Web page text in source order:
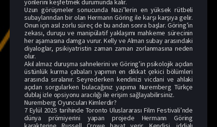
Uzun görüşmeler sonucunda Nazi’lerin en yüksek rütbeli
subaylarından bir olan Hermann Göring ile karşı karşıya gelir.
Onun için asıl zorlu süreç de bu andan sonra başlar. Göring’in
zekası, duruşu ve manipülatif yaklaşımı mahkeme sürecinin
her aşamasına damga vurur. Kelly ve Alman subay arasındaki
diyaloglar, psikiyatristin zaman zaman zorlanmasına neden
olur.
Akıl almaz duruşma sahnelerini ve Göring’in psikolojik açıdan
üstünlük kurma çabaları yapımın en dikkat çekici bölümleri
arasında sıralanır. Seyrederken kendinizi vicdani ve ahlaki
açıdan sorgularken bulacağınız yapıma Nuremberg Türkçe
dublaj izle opsiyonu aracılığı ile erişim sağlayabilirsiniz.
Nuremberg Oyuncuları Kimlerdir?
7 Eylül 2025 tarihinde Toronto Uluslararası Film Festivali’nde
dünya prömiyerini yapan projede Hermann Göring